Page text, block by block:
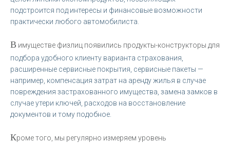
подстроится под интересы и финансовые возможности
практически любого автомобилиста.
В имуществе физлиц появились продукты-конструкторы для
подбора удобного клиенту варианта страхования,
расширенные сервисные покрытия, сервисные пакеты —
например, компенсация затрат на аренду жилья в случае
повреждения застрахованного имущества, замена замков в
случае утери ключей, расходов на восстановление
документов и тому подобное.
Кроме того, мы регулярно измеряем уровень